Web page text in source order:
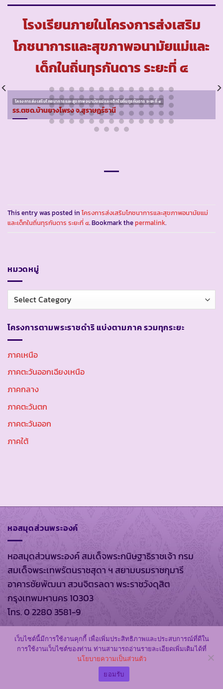
โรงเรียนภายในโครงการส่งเสริม
โภชนาการและสุขภาพอนามัยแม่และ
เด็กในถิ่นทุรกันดาร ระยะที่ ๔
โครงการส่งเสริมโภชนาการและสุขภาพอนามัยแม่และเด็กในถิ่นทุรกันดาร ระยะที่ ๔
รร.ตชด.บ้านยางโพรง จ.สุราษฏร์ธานี
This entry was posted in โครงการส่งเสริมโภชนาการและสุขภาพอนามัยแม่
และเด็กในถิ่นทุรกันดาร ระยะที่ ๔. Bookmark thepermalink.
หมวดหมู่
หมวด
หมู่
โครงการตามพระราชดำริ แบ่งตามภาค รวมทุกระยะ
ภาคเหนือ
ภาคตะวันออกเฉียงเหนือ
ภาคกลาง
ภาคตะวันตก
ภาคตะวันออก
ภาคใต้
หอสมุดส่วนพระองค์
หอสมุดส่วนพระองค์ สมเด็จพระกนิษฐาธิราชเจ้า กรม
สมเด็จพระเทพรัตนราชสุดา ฯ สยามบรมราชกุมารี
อาคารชัยพัฒนา สวนจิตรลดา พระราชวังดุสิต
กรุงเทพมหานคร 10303
โทร. 0 2280 3581-9
มหาวิทยาลัยอัสสัมชัญ
มหาวิทยาลัยอัสสัมชัญ วิทยาเขตสุวรรณภูมิ
เว็บไซต์นี้มีการใช้งานคุกกี้ เพื่อเพิ่มประสิทธิภาพและประสบการณ์ที่ดีใน
การใช้งานเว็บไซต์ของท่าน ท่านสามารถอ่านรายละเอียดเพิ่มเติมได้ที่
นโยบายความเป็นส่วนตัว
ยอมรับ